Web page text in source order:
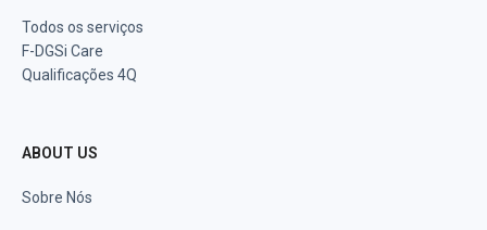
Todos os serviços
F-DGSi Care
Qualificações 4Q
ABOUT US
Sobre Nós